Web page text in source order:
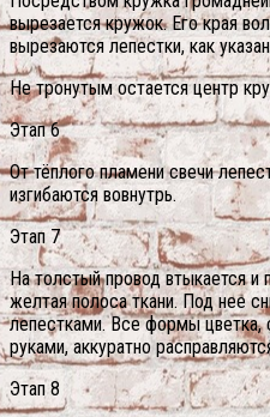
вырезается кружок. Его края
вырезаются лепестки, как
Не тронутым остается центр
Этап 6
От тёплого пламени свечи
изгибаются вовнутрь.
Этап 7
На толстый провод втыкается и
желтая полоса ткани. Под нее
лепестками. Все формы цветка,
руками, аккуратно
Этап 8